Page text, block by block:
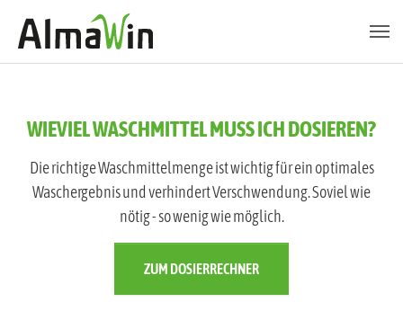
Zum Hauptinhalt springen
Skip to page footer
WIEVIEL WASCHMITTEL MUSS ICH DOSIEREN?
Die richtige Waschmittelmenge ist wichtig für ein optimales
Waschergebnis und verhindert Verschwendung. Soviel wie
nötig - so wenig wie möglich.
ZUM DOSIERRECHNER